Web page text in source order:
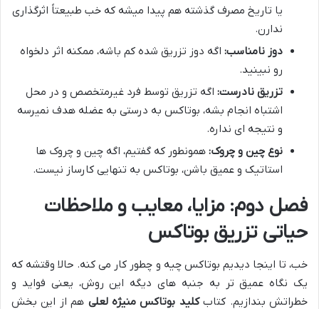
یا تاریخ مصرف گذشته هم پیدا میشه که خب طبیعتاً اثرگذاری
ندارن.
دوز نامناسب: اگه دوز تزریق شده کم باشه، ممکنه اثر دلخواه
رو نبینید.
تزریق نادرست: اگه تزریق توسط فرد غیرمتخصص و در محل
اشتباه انجام بشه، بوتاکس به درستی به عضله هدف نمیرسه
و نتیجه ای نداره.
نوع چین و چروک: همونطور که گفتیم، اگه چین و چروک ها
استاتیک و عمیق باشن، بوتاکس به تنهایی کارساز نیست.
فصل دوم: مزایا، معایب و ملاحظات
حیاتی تزریق بوتاکس
خب، تا اینجا دیدیم بوتاکس چیه و چطور کار می کنه. حالا وقتشه که
یک نگاه عمیق تر به جنبه های دیگه این روش، یعنی فواید و
خطراتش بندازیم. کتابکلید بوتاکس منیژه لعلی هم از این بخش